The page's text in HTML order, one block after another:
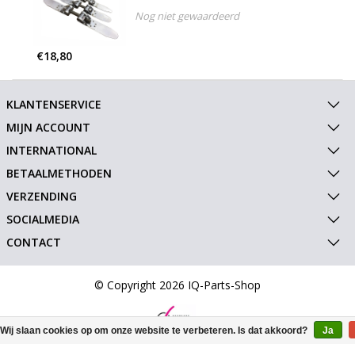
Nog niet gewaardeerd
€18,80
KLANTENSERVICE
MIJN ACCOUNT
INTERNATIONAL
BETAALMETHODEN
VERZENDING
SOCIALMEDIA
CONTACT
© Copyright 2026 IQ-Parts-Shop
Wij slaan cookies op om onze website te verbeteren. Is dat akkoord? Ja